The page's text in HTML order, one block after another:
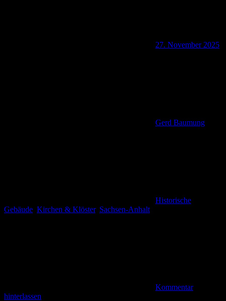
27. November 2025
Gerd Baumung
Historische
Gebäude Kirchen & Klöster, Sachsen-Anhalt
Kommentar
hinterlassen